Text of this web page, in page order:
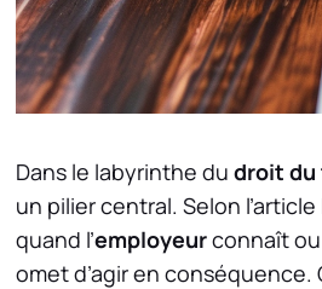
Dans le labyrinthe du droit du
un pilier central. Selon l’article
quand l’employeurconnaît
omet d’agir en